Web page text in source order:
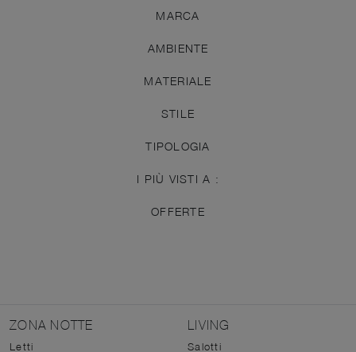
MARCA
AMBIENTE
MATERIALE
STILE
TIPOLOGIA
I PIÙ VISTI A :
OFFERTE
ZONA NOTTE
Letti
LIVING
Salotti